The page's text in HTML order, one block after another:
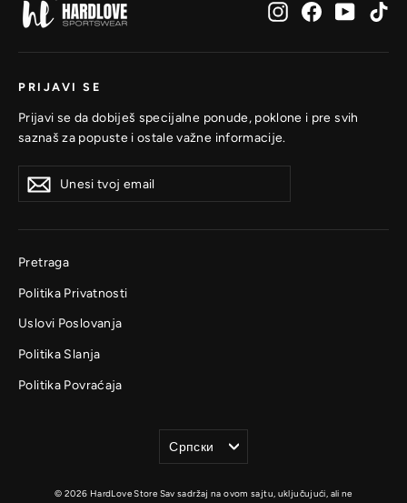
InstagramFacebook
PRIJAVI SE
Prijavi se da dobiješ specijalne ponude, poklone i pre svih
saznaš za popuste i ostale važne informacije.
tvoj
se
Prijavi
se
Pretraga
Politika Privatnosti
Uslovi Poslovanja
Politika Slanja
Politika Povraćaja
Jezik
Српски
© 2026 HardLove Store Sav sadržaj na ovom sajtu, uključujući, ali ne